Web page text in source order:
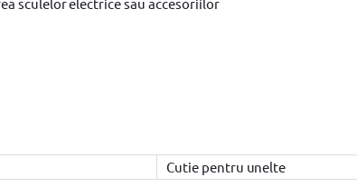
Cutie pentru unelte